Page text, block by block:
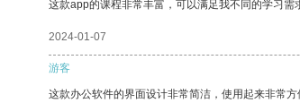
这款app的课程非常丰富，可以满足我不同的学习需
2024-01-07
游客
这款办公软件的界面设计非常简洁，使用起来非常方